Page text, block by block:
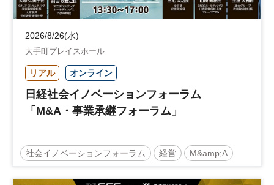
2026/8/26(水)
大手町プレイスホール
リアル オンライン
日経社会イノベーションフォーラム
「M&A・事業承継フォーラム」
社会イノベーションフォーラム 経営 M&amp;A
事業承継 中堅中小企業